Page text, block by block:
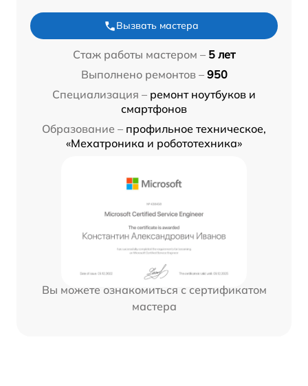
Вызвать мастера
Стаж работы мастером – 5 лет
Выполнено ремонтов – 950
Специализация – ремонт ноутбуков и
смартфонов
Образование – профильное техническое,
«Мехатроника и робототехника»
Вы можете ознакомиться с сертификатом
мастера